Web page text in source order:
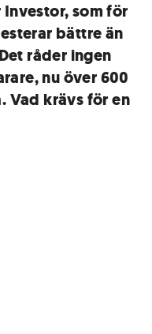
som för
bättre än
råder ingen
nu över 600
Vad krävs för en